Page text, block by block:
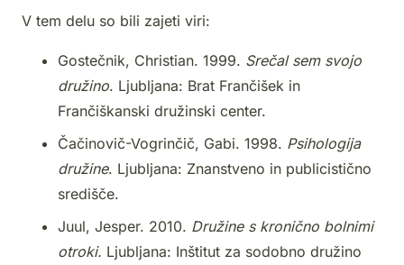
V tem delu so bili zajeti viri:
Gostečnik, Christian. 1999. Srečal sem svojo
družino. Ljubljana: Brat Frančišek in
Frančiškanski družinski center.
Čačinovič-Vogrinčič, Gabi. 1998. Psihologija
družine. Ljubljana: Znanstveno in publicistično
središče.
Juul, Jesper. 2010. Družine s kronično bolnimi
otroki. Ljubljana: Inštitut za sodobno družino